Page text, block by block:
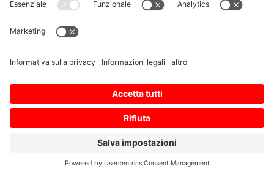
© 2026 Mitsubishi Electric Europe B.V.